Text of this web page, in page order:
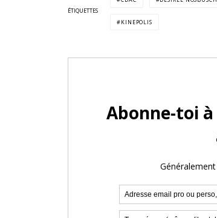
ÉTIQUETTES
KINEPOLIS